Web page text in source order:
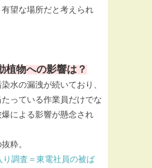
望な場所だと考えられ
植物への影響は？
水の漏洩が続いており、
っている作業員だけでな
による影響が懸念され
粋。
り調査＝東電社員の被ば